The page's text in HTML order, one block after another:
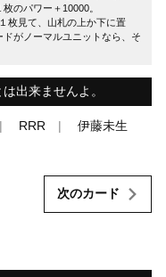
のパワー＋10000。
枚見て、山札の上か下に置
がノーマルユニットなら、そ
出来ませんよ。
RRR 伊藤未生
次のカード